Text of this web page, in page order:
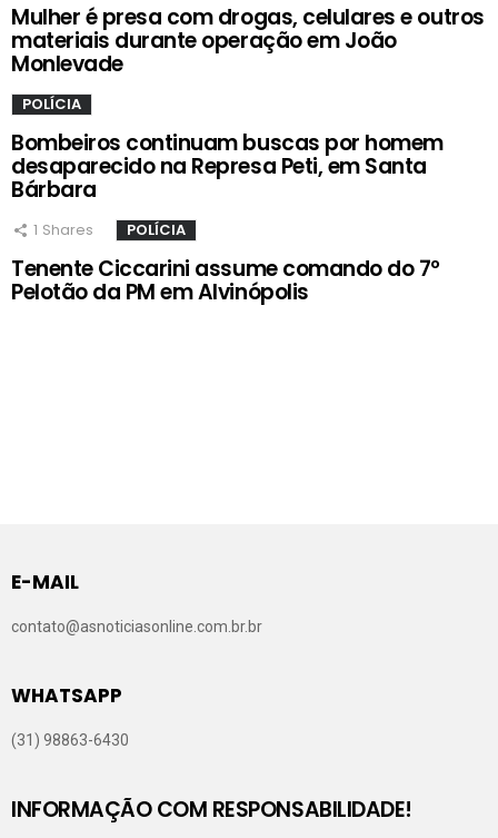
Mulher é presa com drogas, celulares e outros
materiais durante operação em João
Monlevade
POLÍCIA
Bombeiros continuam buscas por homem
desaparecido na Represa Peti, em Santa
Bárbara
1 Shares POLÍCIA
Tenente Ciccarini assume comando do 7º
Pelotão da PM em Alvinópolis
E-MAIL
contato@asnoticiasonline.com.br.br
WHATSAPP
(31) 98863-6430
INFORMAÇÃO COM RESPONSABILIDADE!